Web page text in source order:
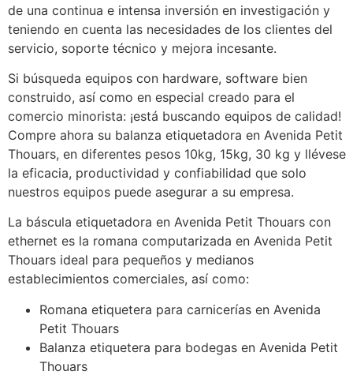
de una continua e intensa inversión en investigación y
teniendo en cuenta las necesidades de los clientes del
servicio, soporte técnico y mejora incesante.
Si búsqueda equipos con hardware, software bien
construido, así como en especial creado para el
comercio minorista: ¡está buscando equipos de calidad!
Compre ahora su balanza etiquetadora en Avenida Petit
Thouars, en diferentes pesos 10kg, 15kg, 30 kg y llévese
la eficacia, productividad y confiabilidad que solo
nuestros equipos puede asegurar a su empresa.
La báscula etiquetadora en Avenida Petit Thouars con
ethernet es la romana computarizada en Avenida Petit
Thouars ideal para pequeños y medianos
establecimientos comerciales, así como:
Romana etiquetera para carnicerías en Avenida
Petit Thouars
Balanza etiquetera para bodegas en Avenida Petit
Thouars